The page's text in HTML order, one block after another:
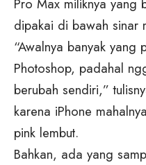
Pro Max miliknya yang
dipakai di bawah sinar
“Awalnya banyak
Photoshop, padahal
berubah sendiri,”
karena iPhone
pink lembut.
Bahkan, ada yang